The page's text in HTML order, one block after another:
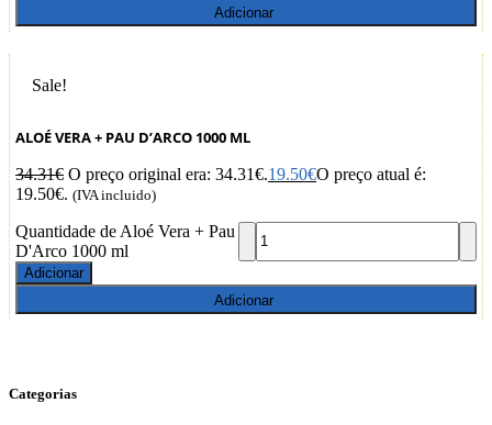
Adicionar
Sale!
ALOÉ VERA + PAU D’ARCO 1000 ML
34.31€ O preço original era: 34.31€.19.50€O preço atual é:
19.50€. (IVA incluido)
Quantidade de Aloé Vera + Pau
D'Arco 1000 ml
Adicionar
Adicionar
Categorias